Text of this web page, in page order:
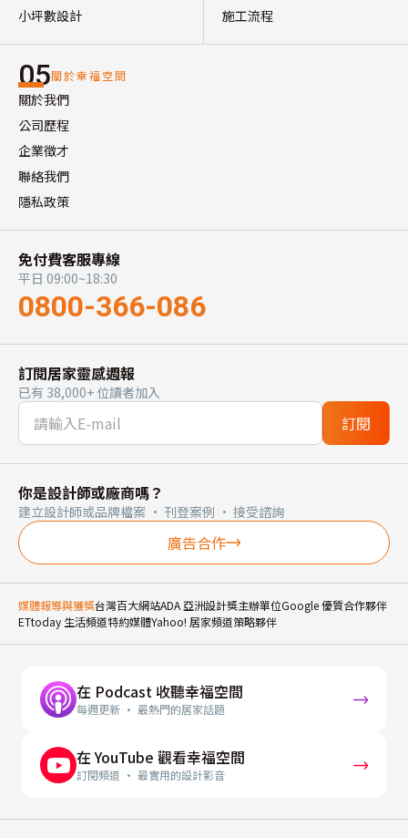
小坪數設計
施工流程
05關於幸福空間
關於我們
公司歷程
企業徵才
聯絡我們
隱私政策
免付費客服專線
平日 09:00~18:30
0800-366-086
訂閱居家靈感週報
已有 38,000+ 位讀者加入
訂閱
你是設計師或廠商嗎？
建立設計師或品牌檔案 · 刊登案例 · 接受諮詢
廣告合作
媒體報導與獲獎台灣百大網站ADA 亞洲設計獎主辦單位Google 優質合作夥伴
ETtoday 生活頻道特約媒體Yahoo! 居家頻道策略夥伴
在 Podcast 收聽幸福空間
每週更新 · 最熱門的居家話題
在 YouTube 觀看幸福空間
訂閱頻道 · 最實用的設計影音